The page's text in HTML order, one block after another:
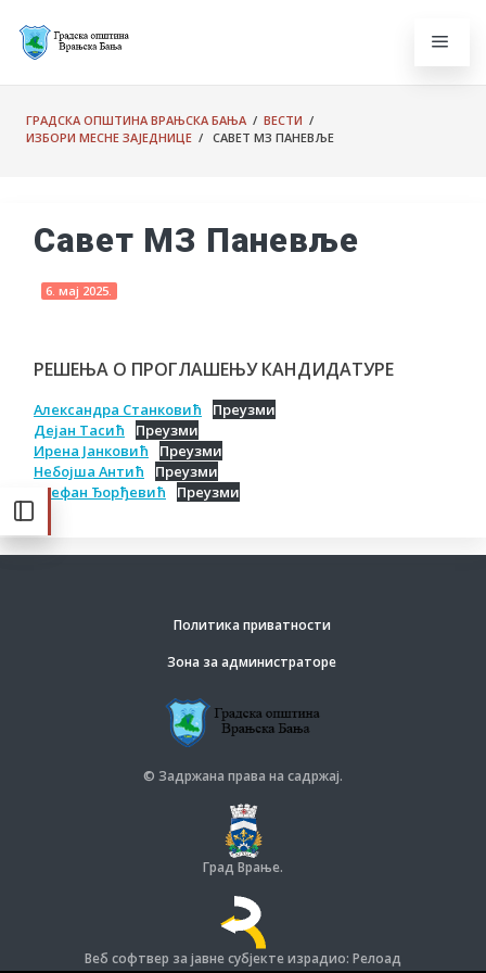
ГРАДСКА ОПШТИНА ВРАЊСКА БАЊА / ВЕСТИ /
ИЗБОРИ МЕСНЕ ЗАЈЕДНИЦЕ / САВЕТ МЗ ПАНЕВЉЕ
Савет МЗ Паневље
6. мај 2025.
РЕШЕЊА О ПРОГЛАШЕЊУ КАНДИДАТУРЕ
Aлександра Станковић
Преузми
Дејан Тасић
Преузми
Ирена Јанковић
Преузми
Небојша Антић
Преузми
Стефан Ђорђевић
Преузми
Политика приватности
Зона за администраторе
© Задржана права на садржај.
Град Врање.
Веб софтвер за јавне субјекте израдио: Релоад